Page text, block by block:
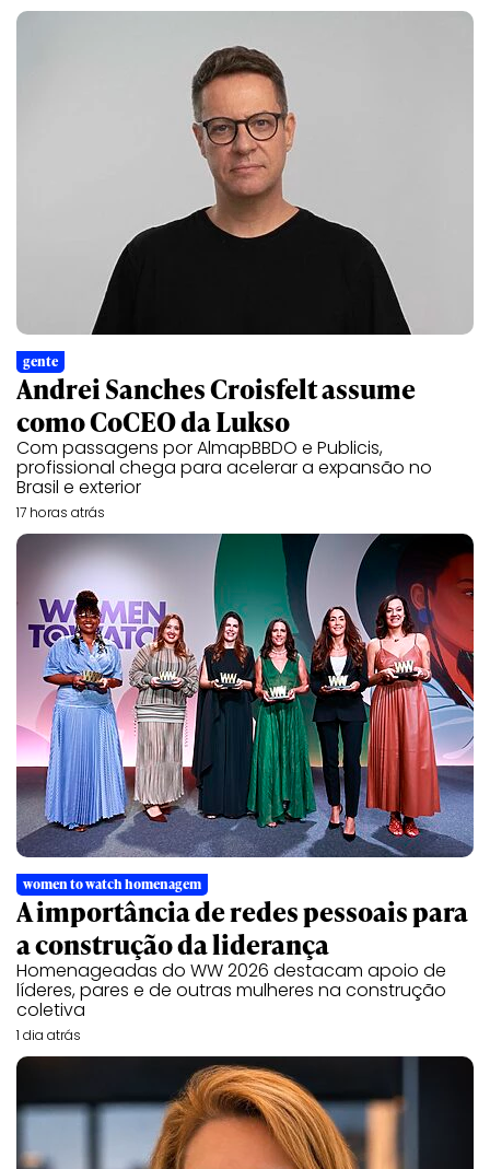
gente
Andrei Sanches Croisfelt assume
como CoCEO da Lukso
Com passagens por AlmapBBDO e Publicis,
profissional chega para acelerar a expansão no
Brasil e exterior
17 horas atrás
women to watch homenagem
A importância de redes pessoais para
a construção da liderança
Homenageadas do WW 2026 destacam apoio de
líderes, pares e de outras mulheres na construção
coletiva
1 dia atrás